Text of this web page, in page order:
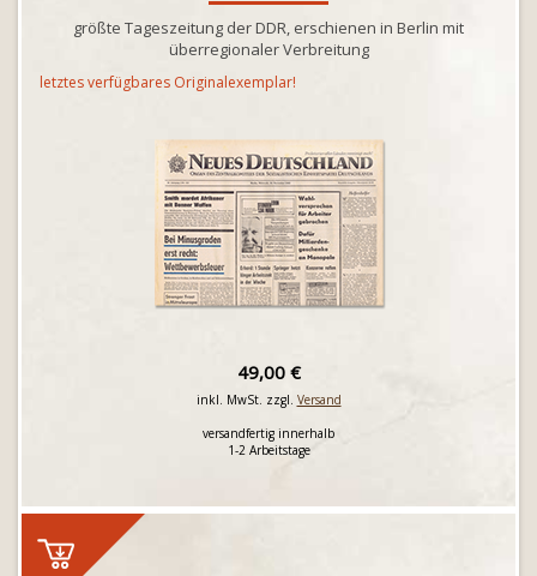
größte Tageszeitung der DDR, erschienen in Berlin mit
überregionaler Verbreitung
letztes verfügbares Originalexemplar!
49,00 €
inkl. MwSt. zzgl. Versand
versandfertig innerhalb
1-2 Arbeitstage